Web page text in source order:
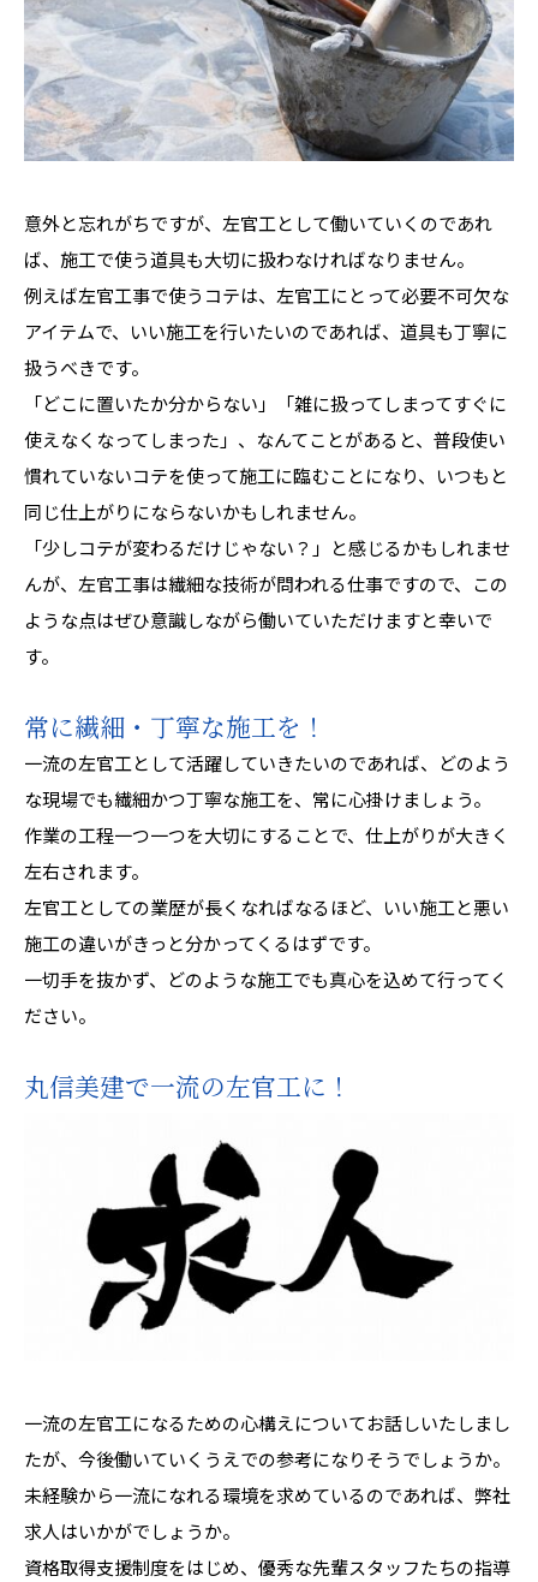
意外と忘れがちですが、左官工として働いていくのであれ
ば、施工で使う道具も大切に扱わなければなりません。
例えば左官工事で使うコテは、左官工にとって必要不可欠な
アイテムで、いい施工を行いたいのであれば、道具も丁寧に
扱うべきです。
「どこに置いたか分からない」「雑に扱ってしまってすぐに
使えなくなってしまった」、なんてことがあると、普段使い
慣れていないコテを使って施工に臨むことになり、いつもと
同じ仕上がりにならないかもしれません。
「少しコテが変わるだけじゃない？」と感じるかもしれませ
んが、左官工事は繊細な技術が問われる仕事ですので、この
ような点はぜひ意識しながら働いていただけますと幸いで
す。
常に繊細・丁寧な施工を！
一流の左官工として活躍していきたいのであれば、どのよう
な現場でも繊細かつ丁寧な施工を、常に心掛けましょう。
作業の工程一つ一つを大切にすることで、仕上がりが大きく
左右されます。
左官工としての業歴が長くなればなるほど、いい施工と悪い
施工の違いがきっと分かってくるはずです。
一切手を抜かず、どのような施工でも真心を込めて行ってく
ださい。
丸信美建で一流の左官工に！
一流の左官工になるための心構えについてお話しいたしまし
たが、今後働いていくうえでの参考になりそうでしょうか。
未経験から一流になれる環境を求めているのであれば、弊社
求人はいかがでしょうか。
資格取得支援制度をはじめ、優秀な先輩スタッフたちの指導